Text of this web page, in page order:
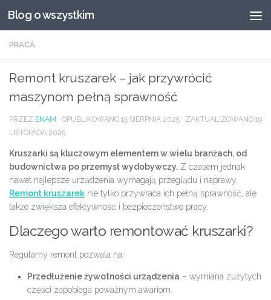
Przeskocz do treści
Blog o wszystkim
PRACA
Remont kruszarek – jak przywrócić
maszynom pełną sprawność
PRZEZ ENAM · OPUBLIKOWANO 15 SIERPNIA 2025 · ZAKTUALIZOWANO 19
LISTOPADA 2025
Kruszarki są kluczowym elementem w wielu branżach, od
budownictwa po przemysł wydobywczy. Z czasem jednak
nawet najlepsze urządzenia wymagają przeglądu i naprawy.
Remont kruszarek nie tylko przywraca ich pełną sprawność, ale
także zwiększa efektywność i bezpieczeństwo pracy.
Dlaczego warto remontować kruszarki?
Regularny remont pozwala na:
Przedłużenie żywotności urządzenia – wymiana zużytych
części zapobiega poważnym awariom.